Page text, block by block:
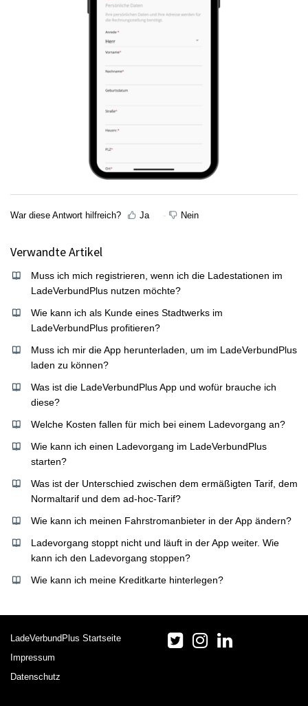
War diese Antwort hilfreich? Ja Nein
Verwandte Artikel
Muss ich mich registrieren, wenn ich die Ladestationen im
LadeVerbundPlus nutzen möchte?
Wie kann ich als Kunde eines Stadtwerks im
LadeVerbundPlus profitieren?
Muss ich mir die App herunterladen, um im LadeVerbundPlus
laden zu können?
Was ist die LadeVerbundPlus App und wofür brauche ich
diese?
Welche Kosten fallen für mich bei einem Ladevorgang an?
Wie kann ich einen Ladevorgang im LadeVerbundPlus
starten?
Was ist der Unterschied zwischen dem ermäßigten Tarif, dem
Normaltarif und dem ad-hoc-Tarif?
Wie kann ich meinen Fahrstromanbieter in der App ändern?
Ladevorgang stoppt nicht und läuft in der App weiter. Wie
kann ich den Ladevorgang stoppen?
Wie kann ich meine Kreditkarte hinterlegen?
LadeVerbundPlus Startseite
Impressum
Datenschutz